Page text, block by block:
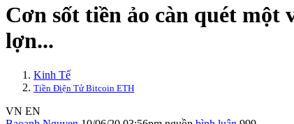
Cơn sốt tiền ảo càn quét
lợn...
Kinh Tế
Tiền Điện Tử Bitcoin ETH
VN EN